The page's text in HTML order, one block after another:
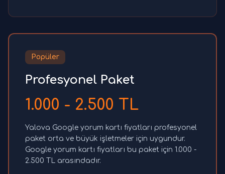
Popüler
Profesyonel Paket
1.000 - 2.500 TL
Yalova Google yorum kartı fiyatları profesyonel
paket orta ve büyük işletmeler için uygundur.
Google yorum kartı fiyatları bu paket için 1.000 -
2.500 TL arasındadır.